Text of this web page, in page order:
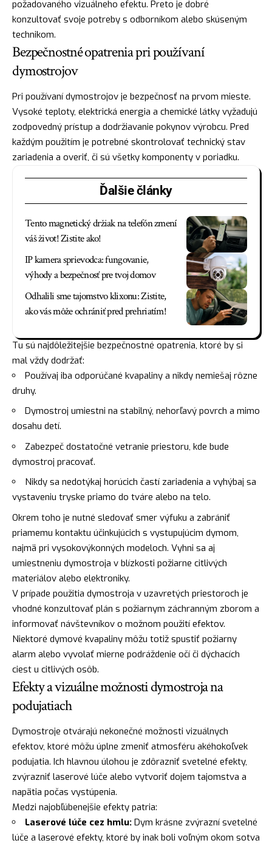
požadovaného vizuálneho efektu. Preto je dobré
konzultovať svoje potreby s odborníkom alebo skúseným
technikom.
Bezpečnostné opatrenia pri používaní
dymostrojov
Pri používaní dymostrojov je bezpečnosť na prvom mieste.
Vysoké teploty, elektrická energia a chemické látky vyžadujú
zodpovedný prístup a dodržiavanie pokynov výrobcu. Pred
každým použitím je potrebné skontrolovať technický stav
zariadenia a overiť, či sú všetky komponenty v poriadku.
Ďalšie články
Tento magnetický držiak na telefón zmení
váš život! Zistite ako!
IP kamera sprievodca: fungovanie,
výhody a bezpečnosť pre tvoj domov
Odhalili sme tajomstvo klixonu: Zistite,
ako vás môže ochrániť pred prehriatím!
Tu sú najdôležitejšie bezpečnostné opatrenia, ktoré by si
mal vždy dodržať:
Používaj iba odporúčané kvapaliny a nikdy nemiešaj rôzne
druhy.
Dymostroj umiestni na stabilný, nehorľavý povrch a mimo
dosahu detí.
Zabezpeč dostatočné vetranie priestoru, kde bude
dymostroj pracovať.
Nikdy sa nedotýkaj horúcich častí zariadenia a vyhýbaj sa
vystaveniu tryske priamo do tváre alebo na telo.
Okrem toho je nutné sledovať smer výfuku a zabrániť
priamemu kontaktu účinkujúcich s vystupujúcim dymom,
najmä pri vysokovýkonných modeloch. Vyhni sa aj
umiestneniu dymostroja v blízkosti požiarne citlivých
materiálov alebo elektroniky.
V prípade použitia dymostroja v uzavretých priestoroch je
vhodné konzultovať plán s požiarnym záchranným zborom a
informovať návštevníkov o možnom použití efektov.
Niektoré dymové kvapaliny môžu totiž spustiť požiarny
alarm alebo vyvolať mierne podráždenie očí či dýchacích
ciest u citlivých osôb.
Efekty a vizuálne možnosti dymostroja na
podujatiach
Dymostroje otvárajú nekonečné možnosti vizuálnych
efektov, ktoré môžu úplne zmeniť atmosféru akéhokoľvek
podujatia. Ich hlavnou úlohou je zdôrazniť svetelné efekty,
zvýrazniť laserové lúče alebo vytvoriť dojem tajomstva a
napätia počas vystúpenia.
Medzi najobľúbenejšie efekty patria:
Laserové lúče cez hmlu: Dym krásne zvýrazní svetelné
lúče a laserové efekty, ktoré by inak boli voľným okom sotva